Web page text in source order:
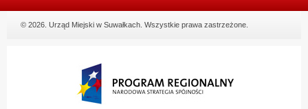
© 2026. Urząd Miejski w Suwałkach. Wszystkie prawa zastrzeżone.